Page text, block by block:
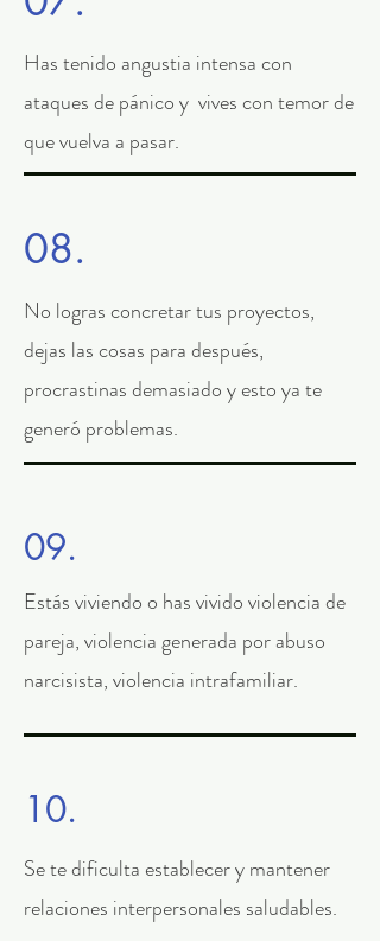
Has tenido angustia intensa con
ataques de pánico y vives con temor de
que vuelva a pasar.
08.
No logras concretar tus proyectos,
dejas las cosas para después,
procrastinas demasiado y esto ya te
generó problemas.
09.
Estás viviendo o has vivido violencia de
pareja, violencia generada por abuso
narcisista, violencia intrafamiliar.
10.
Se te dificulta establecer y mantener
relaciones interpersonales saludables.